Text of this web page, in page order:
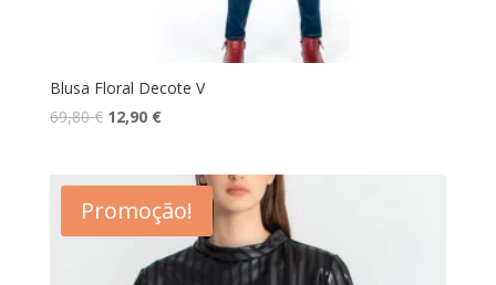
Blusa Floral Decote V
69,80€ O
era:
69,80 €.
12,90 €O
é:
12,90 €.
Promoção!